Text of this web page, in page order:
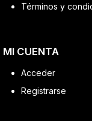
Términos y
MI CUENTA
Acceder
Registrarse